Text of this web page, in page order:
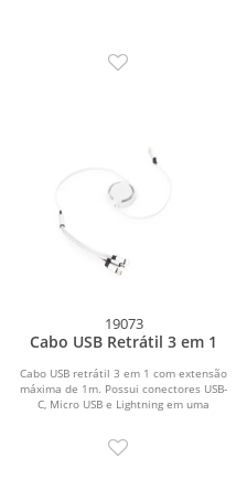
19073
Cabo USB Retrátil 3 em 1
Cabo USB retrátil 3 em 1 com extensão
máxima de 1m. Possui conectores USB-
C, Micro USB e Lightning em uma